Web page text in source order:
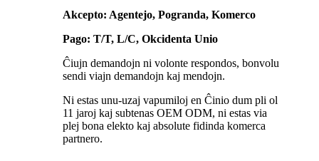
Akcepto: Agentejo, Pogranda, Komerco
Pago: T/T, L/C, Okcidenta Unio
Ĉiujn demandojn ni volonte respondos, bonvolu
sendi viajn demandojn kaj mendojn.
Ni estas unu-uzaj vapumiloj en Ĉinio dum pli ol
11 jaroj kaj subtenas OEM ODM, ni estas via
plej bona elekto kaj absolute fidinda komerca
partnero.